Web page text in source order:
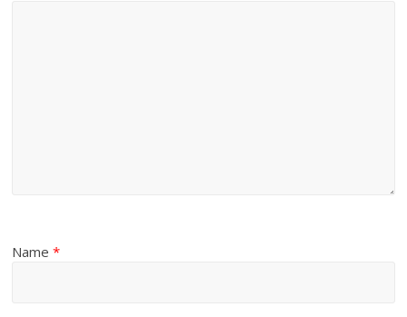
Name*